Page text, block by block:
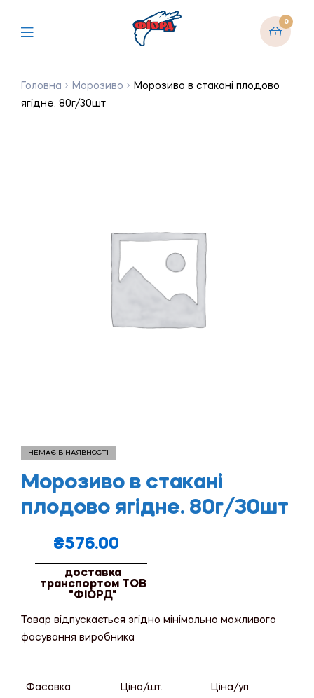
0
Головна Морозиво
Морозиво в стакані плодово
ягідне. 80г/30шт
НЕМАЄ В НАЯВНОСТІ
Морозиво в стакані
плодово ягідне. 80г/30шт
₴576.00
доставка
транспортом ТОВ
"ФІОРД"
Товар відпускається згідно мінімально можливого
фасування виробника
Фасовка Ціна/шт. Ціна/уп.